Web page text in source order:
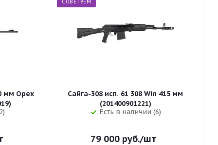
мм Орех
(32019)
СОВЕТУЕМ
Сайга-308 исп. 61 308 Win 415 мм
(201400901221)
Есть в наличии (6)
79 000 руб./шт